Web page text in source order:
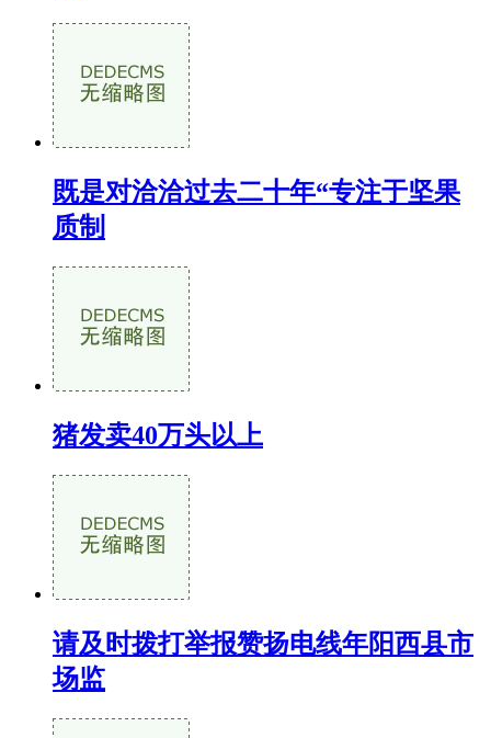
既是对洽洽过去二十年“专注于坚果
质制
猪发卖40万头以上
请及时拨打举报赞扬电线年阳西县市
场监